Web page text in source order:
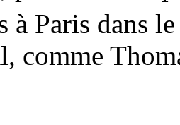
à Paris dans
comme